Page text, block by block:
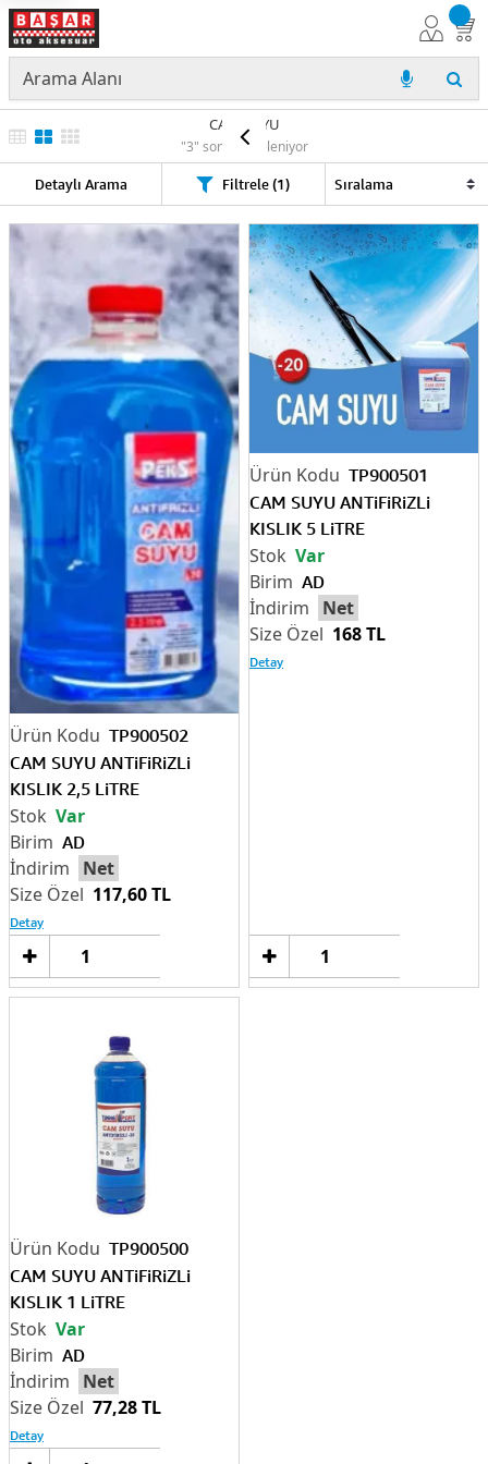
CAM SUYU
"3" sonuç listeleniyor
Detaylı Arama Filtrele (1)
TP900502
CAM SUYU ANTiFiRiZLi
KISLIK 2,5 LiTRE
AD
Net
117,60 TL
Var
Detay
Sepete
TP900501
CAM SUYU ANTiFiRiZLi
KISLIK 5 LiTRE
AD
Net
168 TL
Var
Detay
TP900500
CAM SUYU ANTiFiRiZLi
KISLIK 1 LiTRE
AD
Net
77,28 TL
Var
Detay